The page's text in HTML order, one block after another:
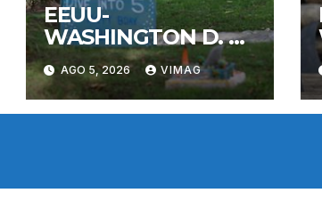
EEUU-
WASHINGTON D. C.-
PANDA GIGANTE
BAO LI-
CUMPLEAÑOS
AGO 5, 2026 VIMAG